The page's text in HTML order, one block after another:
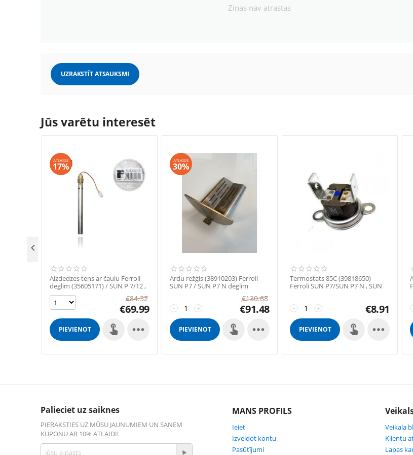
Ziņas nav atrastas
UZRAKSTĪT ATSAUKSMI
Jūs varētu interesēt
ATLAIDE
17%
Aizdedzes tens ar čaulu Ferroli
deglim (35605171) / SUN P 7/12 ,
SUN P N 7/12
€84.32
€69.99
PIEVIENOT 
ATLAIDE
30%
Ardu režģis (38910203) Ferroli
SUN P7 / SUN P7 N deglim
+
−
€130.68
€91.48
PIEVIENOT 
Termostats 85С (39818650)
Ferroli SUN P7/SUN P7 N , SUN
+
− €8.91
PIEVIENOT 

Palieciet uz saiknes
PIERAKSTIES UZ MŪSU JAUNUMIEM UN SAŅEM
KUPONU AR 10% ATLAIDI!
MANS PROFILS
Ieiet
Izveidot kontu
Pasūtījumi
Veikala
Klientu
Lapas